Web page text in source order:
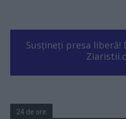
Susțineți presa liberă!
24 de ore